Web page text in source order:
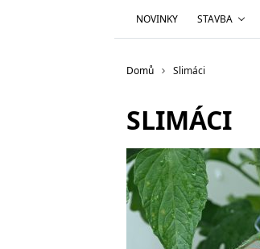
NOVINKY STAVBA
Domů Slimáci
SLIMÁCI